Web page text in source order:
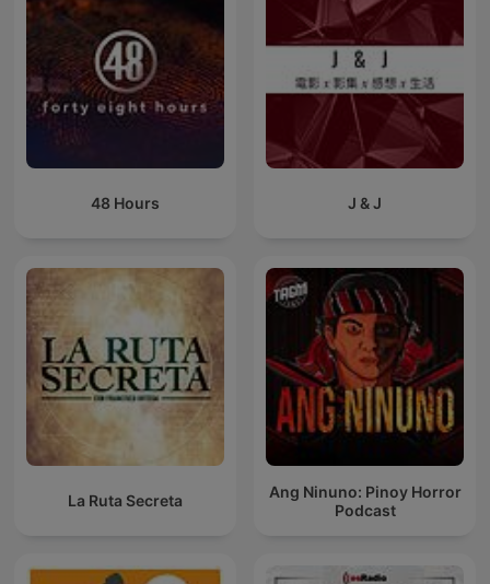
48 Hours J & J
La Ruta Secreta
Ang Ninuno: Pinoy Horror
Podcast